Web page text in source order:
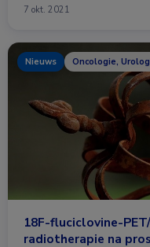
7 okt. 2021
Nieuws Oncologie,
18F-fluciclovine-
radiotherapie na